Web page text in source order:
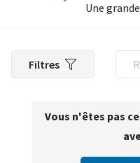
Une
Filtres
Vous n'êtes pas